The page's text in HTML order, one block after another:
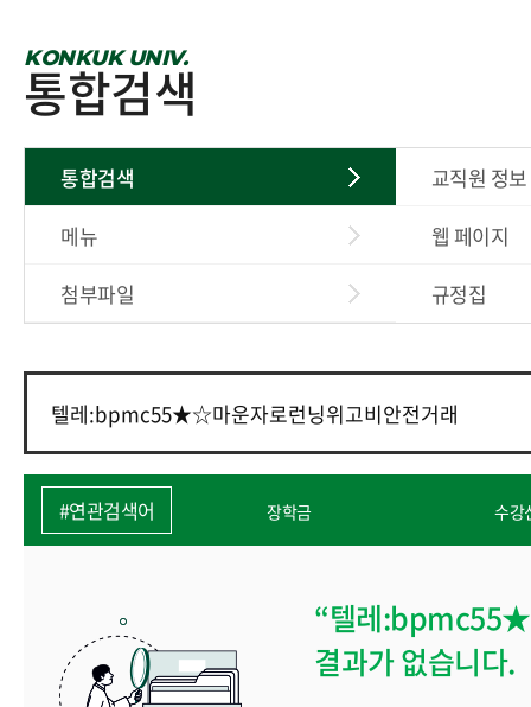
KONKUK UNIV.
통합검색
통합검색
교직원 정보
메뉴
웹 페이지
첨부파일
규정집
#연관검색어 장학금 수강
각종 증명서발급“텔레
결과가 없습니다.